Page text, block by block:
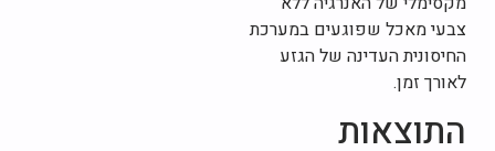
צבעי מאכל שפוגעים במערכת
החיסונית העדינה של הגזע
לאורך זמן.
התוצאות